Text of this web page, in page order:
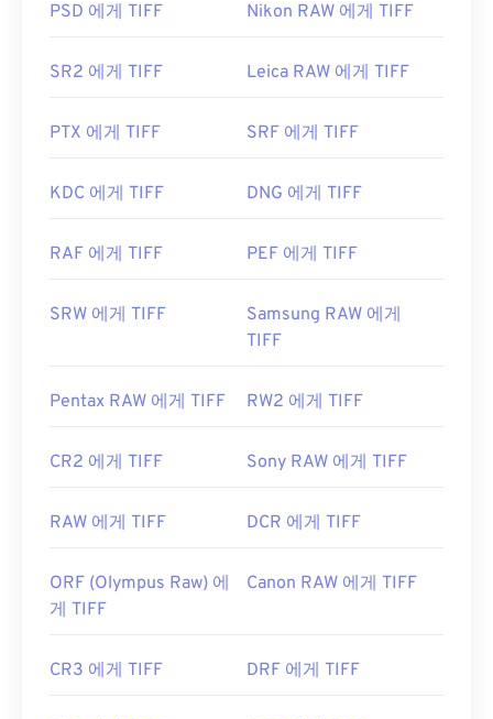
GIMP
), Adobe , ACDSee 와 같은 대체 프
로그램도 TIFF 파일을 열고 처리하는 데 유용합니다.
최초 출시: 1986년
https://www.file-extensions.org/tiff-파일-확장
PSD 에게 TIFF Nikon RAW 에게 TIFF
SR2 에게 TIFF Leica RAW 에게 TIFF
PTX 에게 TIFF SRF 에게 TIFF
KDC 에게 TIFF DNG 에게 TIFF
RAF 에게 TIFF PEF 에게 TIFF
SRW 에게 TIFF
Samsung RAW 에게
TIFF
Pentax RAW 에게 TIFF RW2 에게 TIFF
CR2 에게 TIFF Sony RAW 에게 TIFF
RAW 에게 TIFF DCR 에게 TIFF
ORF (Olympus Raw) 에
게 TIFF
Canon RAW 에게 TIFF
CR3 에게 TIFF DRF 에게 TIFF